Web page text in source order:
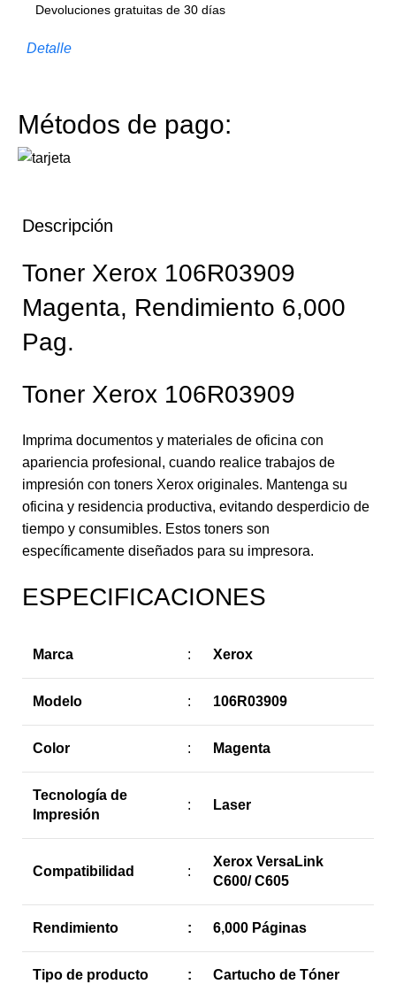
Devoluciones gratuitas de 30 días
Detalle
Métodos de pago:
Descripción
Toner Xerox 106R03909
Magenta, Rendimiento 6,000
Pag.
Toner Xerox 106R03909
Imprima documentos y materiales de oficina con
apariencia profesional, cuando realice trabajos de
impresión con toners Xerox originales. Mantenga su
oficina y residencia productiva, evitando desperdicio de
tiempo y consumibles. Estos toners son
específicamente diseñados para su impresora.
ESPECIFICACIONES
Marca : Xerox
Modelo : 106R03909
Color : Magenta
Tecnología de
Impresión
: Laser
Compatibilidad :
Xerox VersaLink
C600/ C605
Rendimiento : 6,000 Páginas
Tipo de producto : Cartucho de Tóner